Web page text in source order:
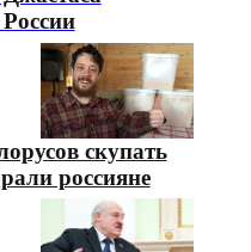
скупать
россияне